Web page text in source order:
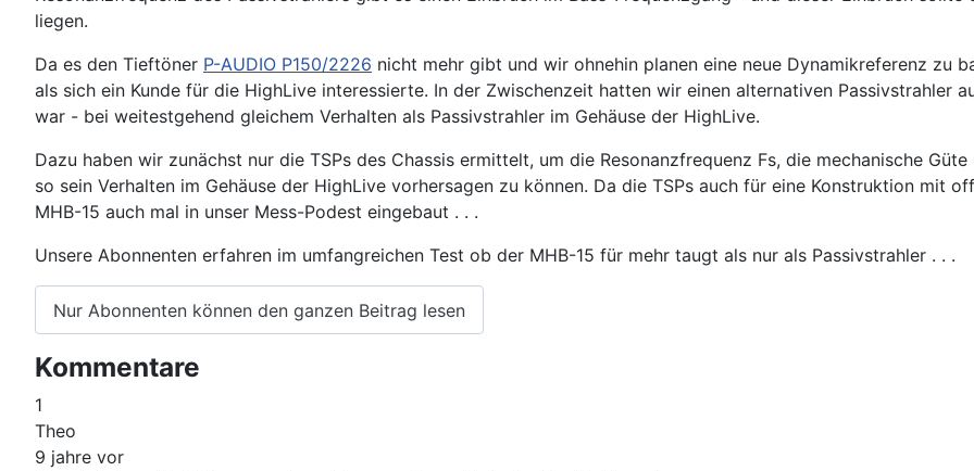
liegen.
Da es den Tieftöner P-AUDIO P150/2226 nicht mehr gibt und wir ohnehin planen eine neue Dynamikreferenz zu
als sich ein Kunde für die HighLive interessierte. In der Zwischenzeit hatten wir einen alternativen Passivstrahler
war - bei weitestgehend gleichem Verhalten als Passivstrahler im Gehäuse der HighLive.
Dazu haben wir zunächst nur die TSPs des Chassis ermittelt, um die Resonanzfrequenz Fs, die mechanische
so sein Verhalten im Gehäuse der HighLive vorhersagen zu können. Da die TSPs auch für eine Konstruktion mit
MHB-15 auch mal in unser Mess-Podest eingebaut . . .
Unsere Abonnenten erfahren im umfangreichen Test ob der MHB-15 für mehr taugt als nur als Passivstrahler . . .
Nur Abonnenten können den ganzen Beitrag lesen
Kommentare
1
Theo
9 jahre vor